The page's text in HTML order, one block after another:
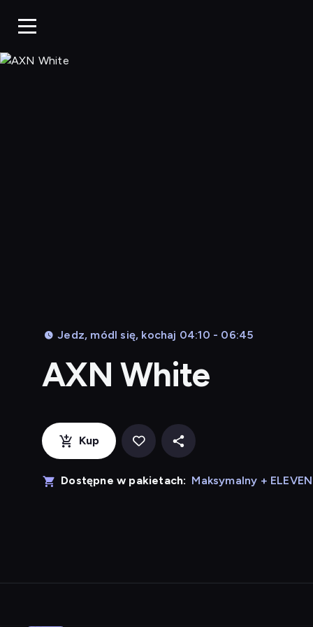
Jedz, módl się, kochaj 04:10 - 06:45
AXN White
Kup
Dostępne w pakietach: Maksymalny +